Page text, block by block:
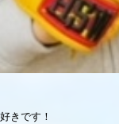
きです！